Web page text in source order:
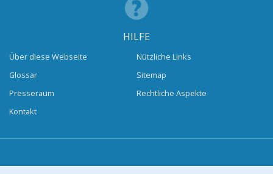
HILFE
Über diese Webseite
Glossar
Presseraum
Kontakt
Nützliche Links
Sitemap
Rechtliche Aspekte